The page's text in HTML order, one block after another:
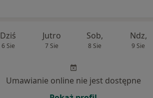
Dziś
6 Sie
Jutro
7 Sie
Sob,
8 Sie
Ndz,
9 Sie
Umawianie online nie jest dostępne